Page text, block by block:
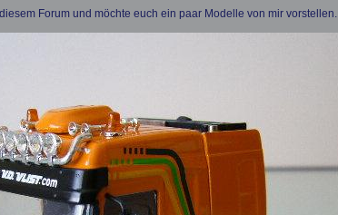
Forum und möchte euch ein paar Modelle von mir vorstellen.